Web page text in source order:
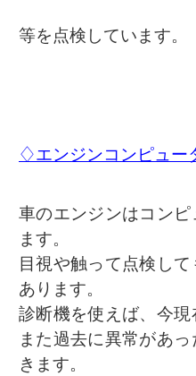
等を点検しています。
♢エンジンコンピュー
車のエンジンはコン
ます。
目視や触って点検し
あります。
診断機を使えば、今現
また過去に異常があ
きます。